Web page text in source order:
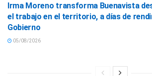
Irma Moreno transforma Buenavista
el trabajo en el territorio, a días de
Gobierno
05/08/2026